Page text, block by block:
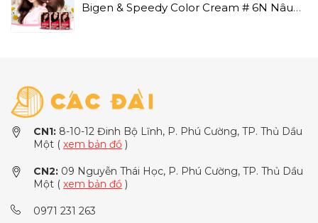
Bigen & Speedy Color Cream # 6N Nâu
CN1: 8-10-12 Đinh Bộ Lĩnh, P. Phú Cường, TP. Thủ Dầu
Một ( xem bản đồ )
CN2: 09 Nguyễn Thái Học, P. Phú Cường, TP. Thủ Dầu
Một ( xem bản đồ )
0971 231 263